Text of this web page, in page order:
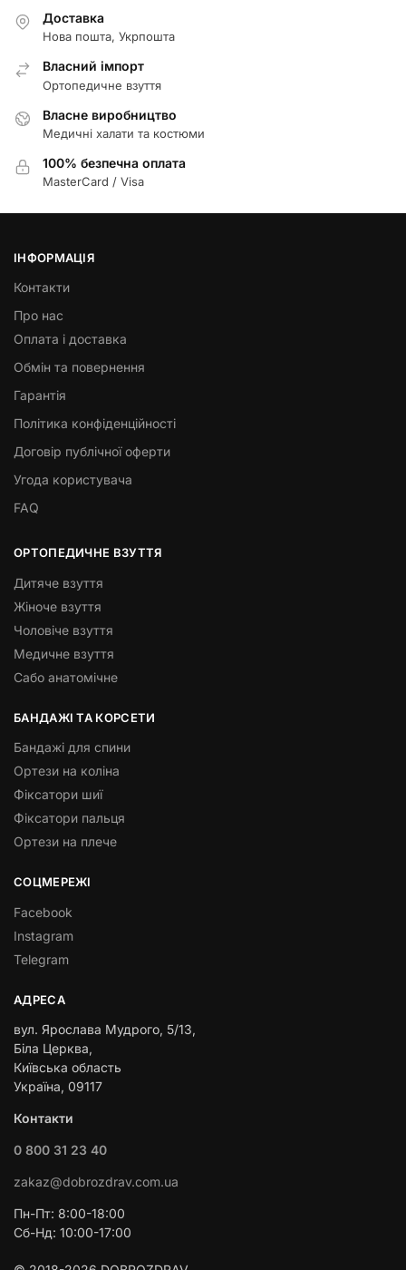
Доставка
Нова пошта, Укрпошта
Власний імпорт
Ортопедичне взуття
Власне виробництво
Медичні халати та костюми
100% безпечна оплата
MasterCard / Visa
ІНФОРМАЦІЯ
Контакти
Про нас
Оплата і доставка
Обмін та повернення
Гарантія
Політика конфіденційності
Договір публічної оферти
Угода користувача
FAQ
ОРТОПЕДИЧНЕ ВЗУТТЯ
Дитяче взуття
Жіноче взуття
Чоловіче взуття
Медичне взуття
Сабо анатомічне
БАНДАЖІ ТА КОРСЕТИ
Бандажі для спини
Ортези на коліна
Фіксатори шиї
Фіксатори пальця
Ортези на плече
СОЦМЕРЕЖІ
Facebook
Instagram
Telegram
АДРЕСА
вул. Ярослава Мудрого, 5/13,
Біла Церква,
Київська область
Україна, 09117
Контакти
0 800 31 23 40
zakaz@dobrozdrav.com.ua
Пн-Пт: 8:00-18:00
Сб-Нд: 10:00-17:00